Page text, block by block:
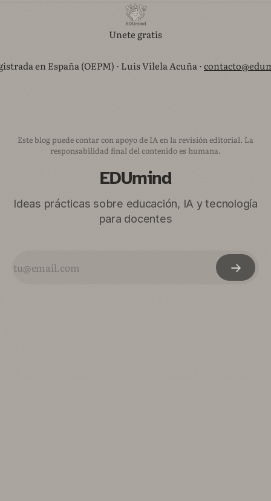
Unete gratis
en España (OEPM) · Luis Vilela Acuña ·
Este blog puede contar con apoyo de IA en la revisión editorial. La
responsabilidad final del contenido es humana.
EDUmind
Ideas prácticas sobre educación, IA y tecnología
para docentes